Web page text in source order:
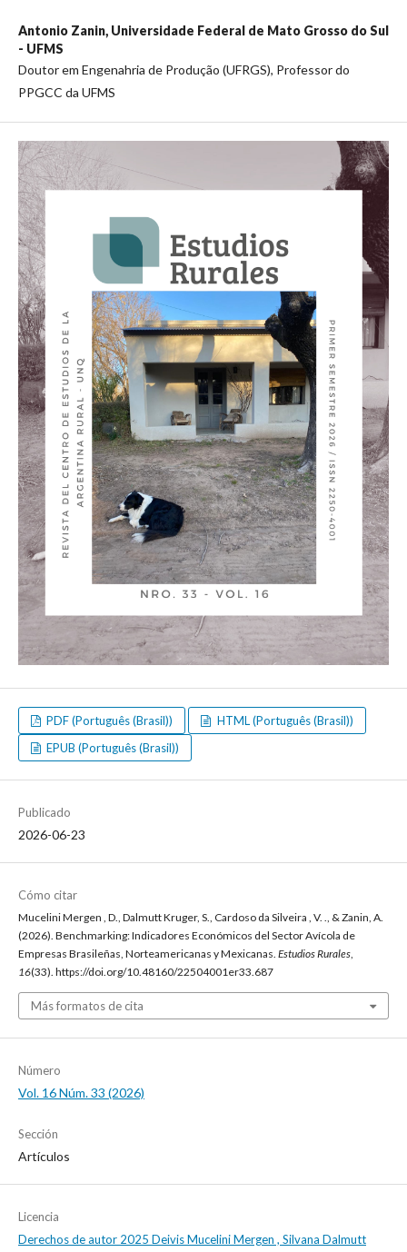
Antonio Zanin, Universidade Federal de Mato Grosso do Sul
- UFMS
Doutor em Engenahria de Produção (UFRGS), Professor do
PPGCC da UFMS
PDF (Português (Brasil))
HTML (Português (Brasil))
EPUB (Português (Brasil))
Publicado
2026-06-23
Cómo citar
Mucelini Mergen , D., Dalmutt Kruger, S., Cardoso da Silveira , V. ., & Zanin, A.
(2026). Benchmarking: Indicadores Económicos del Sector Avícola de
Empresas Brasileñas, Norteamericanas y Mexicanas. Estudios Rurales,
16(33). https://doi.org/10.48160/22504001er33.687
Más formatos de cita
Número
Vol. 16 Núm. 33 (2026)
Sección
Artículos
Licencia
Derechos de autor 2025 Deivis Mucelini Mergen , Silvana Dalmutt